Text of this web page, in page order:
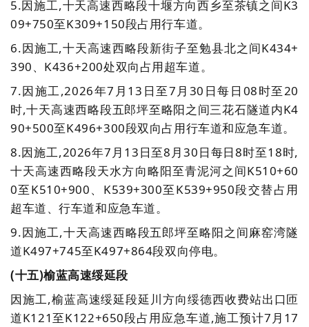
5.因施工,十天高速西略段十堰方向西乡至茶镇之间K3
09+750至K309+150段占用行车道。
6.因施工,十天高速西略段新街子至勉县北之间K434+
390、K436+200处双向占用超车道。
7.因施工,2026年7月13日至7月30日每日08时至20
时,十天高速西略段五郎坪至略阳之间三花石隧道内K4
90+500至K496+300段双向占用行车道和应急车道。
8.因施工,2026年7月13日至8月30日每日8时至18时,
十天高速西略段天水方向略阳至青泥河之间K510+60
0至K510+900、K539+300至K539+950段交替占用
超车道、行车道和应急车道。
9.因施工,十天高速西略段五郎坪至略阳之间麻窑湾隧
道K497+745至K497+864段双向停电。
(十五)榆蓝高速绥延段
因施工,榆蓝高速绥延段延川方向绥德西收费站出口匝
道K121至K122+650段占用应急车道,施工预计7月17